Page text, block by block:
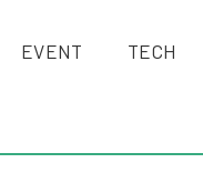
EVENT TECH